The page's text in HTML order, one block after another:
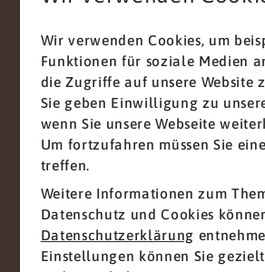
Telefon
Nachricht
Wir verwenden Cookies, um
Funktionen für soziale Medien
die Zugriffe auf unsere Website
Sie geben Einwilligung zu
wenn Sie unsere Webseite
Um fortzufahren müssen Sie
treffen.
Weitere Informationen zum
Datenschutz und Cookies
Datenschutzerklärung
Einstellungen können Sie